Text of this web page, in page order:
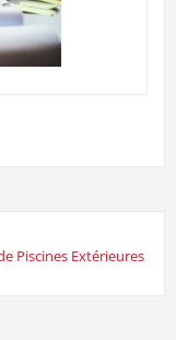
Piscines Extérieures